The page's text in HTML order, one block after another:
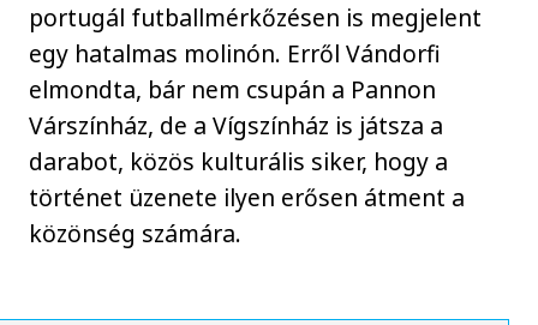
portugál futballmérkőzésen is megjelent
egy hatalmas molinón. Erről Vándorfi
elmondta, bár nem csupán a Pannon
Várszínház, de a Vígszínház is játsza a
darabot, közös kulturális siker, hogy a
történet üzenete ilyen erősen átment a
közönség számára.